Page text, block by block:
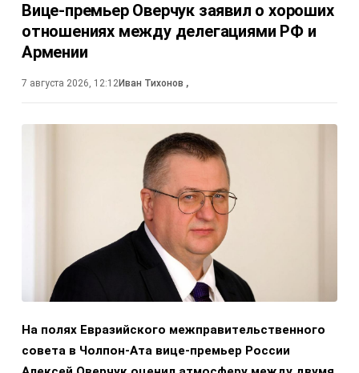
Вице-премьер Оверчук заявил о хороших
отношениях между делегациями РФ и
Армении
7 августа 2026, 12:12Иван Тихонов ,
На полях Евразийского межправительственного
совета в Чолпон-Ата вице-премьер России